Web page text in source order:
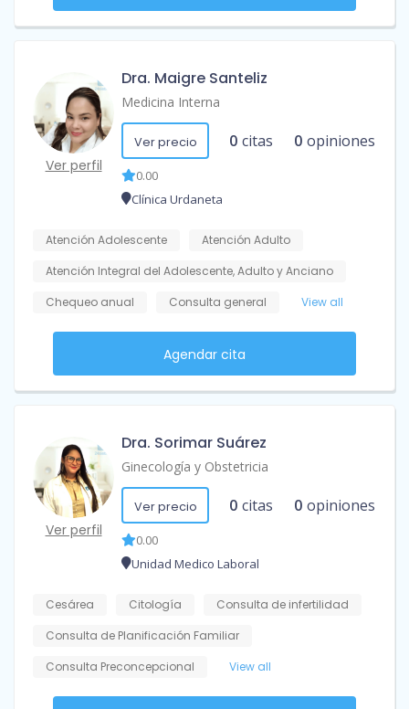
Ver perfil
Dra. Maigre Santeliz
Medicina Interna
Ver precio 0 citas 0 opiniones
0.00
Clínica Urdaneta
Atención Adolescente
Atención Adulto
Atención Integral del Adolescente, Adulto y Anciano
Chequeo anual
Consulta general View all
Agendar cita
Ver perfil
Dra. Sorimar Suárez
Ginecología y Obstetricia
Ver precio 0 citas 0 opiniones
0.00
Unidad Medico Laboral
Cesárea Citología
Consulta de infertilidad
Consulta de Planificación Familiar
Consulta Preconcepcional
View all